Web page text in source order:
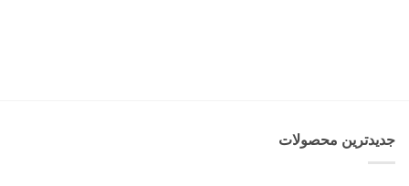
جدیدترین محصولات